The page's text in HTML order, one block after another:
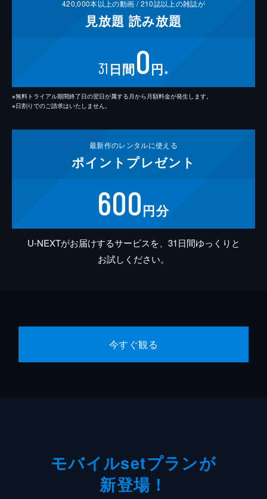
420,000本以上の動画 /210誌以上の雑誌が
見放題 読み放題
31 日間0円 ※
※無料トライアル期間終了日の翌日が属する月から月額料金が発生します。
※日割りでのご請求はいたしません。
最新作のレンタルに使える
ポイント プレゼント
600円分
U-NEXTがお届けするサービスを、31日間ゆっくりと
お試しください。
今すぐ観る
モバイルsetプランが
新登場！